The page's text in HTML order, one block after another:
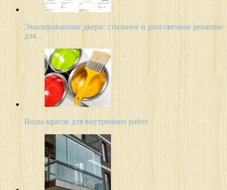
Эмалированные двери: стильное и долговечное решение
для…
Виды красок для внутренних работ